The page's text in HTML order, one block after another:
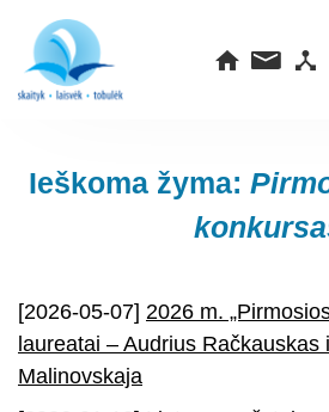
Ieškoma žyma:
[2026-05-07] 2026 m.
laureatai – Audrius Račkauskas
Malinovskaja